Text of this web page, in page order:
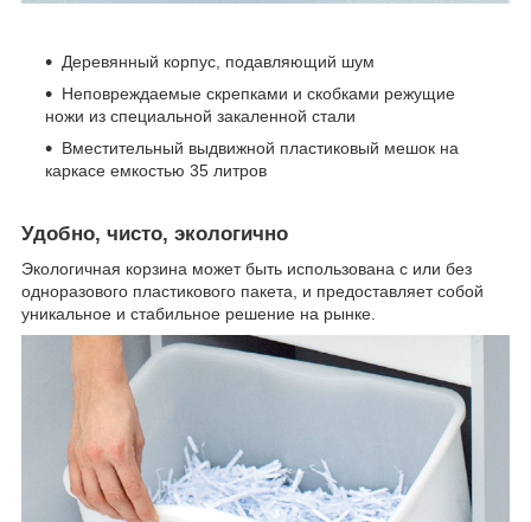
Деревянный корпус, подавляющий шум
Неповреждаемые скрепками и скобками режущие
ножи из специальной закаленной стали
Вместительный выдвижной пластиковый мешок на
каркасе емкостью 35 литров
Удобно, чисто, экологично
Экологичная корзина может быть использована с или без
одноразового пластикового пакета, и предоставляет собой
уникальное и стабильное решение на рынке.